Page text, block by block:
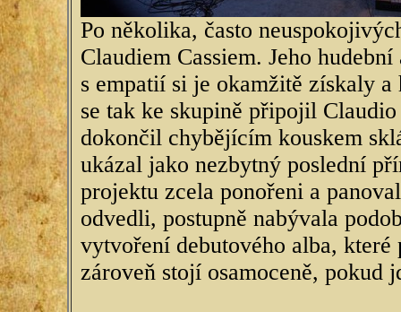
Po několika, často
Claudiem Cassiem. Jeho
s empatií si je okamžitě získaly
se tak ke skupině připojil
dokončil chybějícím kouskem
ukázal jako nezbytný poslední
projektu zcela ponořeni a
odvedli, postupně nabývala
vytvoření debutového alba,
zároveň stojí osamoceně, pokud